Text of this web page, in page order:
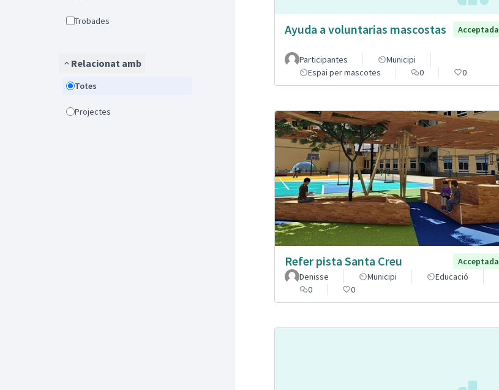
Trobades
Relacionat amb
Totes
Projectes
Ayuda a voluntarias mascostas Acceptada
Participantes
Municipi
Espai per mascotes
0 0
Refer pista Santa Creu
Acceptada
Denisse
Municipi
Educació
0
0